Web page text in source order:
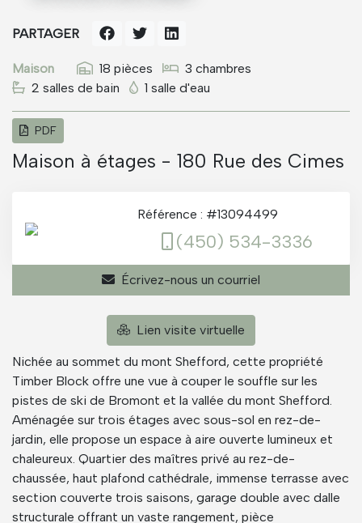
Maison 18 pièces
3 chambres
2 salles de bain
1 salle d'eau
PARTAGER
PDF
Maison à étages - 180 Rue des Cimes
Référence : #13094499
(450) 534-3336
Écrivez-nous un courriel
Lien visite virtuelle
Nichée au sommet du mont Shefford, cette propriété
Timber Block offre une vue à couper le souffle sur les
pistes de ski de Bromont et la vallée du mont Shefford.
Aménagée sur trois étages avec sous-sol en rez-de-
jardin, elle propose un espace à aire ouverte lumineux et
chaleureux. Quartier des maîtres privé au rez-de-
chaussée, haut plafond cathédrale, immense terrasse avec
section couverte trois saisons, garage double avec dalle
structurale offrant un vaste rangement, pièce